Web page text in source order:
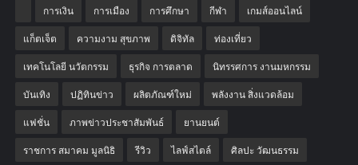
การเงิน การเมือง การศึกษา กีฬา เกมส์ออนไลน์
แก็ตเจ็ต ความงาม สุขภาพ ดิจิทัล ท่องเที่ยว
เทคโนโลยี นวัตกรรม ธุรกิจ การตลาด นิทรรศการ งานมหกรรม
บันเทิง ปฏิทินข่าว ผลิตภัณฑ์ใหม่ พลังงาน สิ่งแวดล้อม
แฟชั่น ภาพข่าวประชาสัมพันธ์ ‎ยานยนต์‎
ราชการ สมาคม มูลนิธิ รีวิว ไลฟ์สไตล์ ศิลปะ วัฒนธรรม